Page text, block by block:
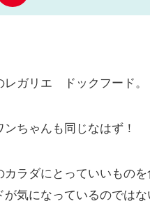
レガリエ ドックフード。
ちゃんも同じなはず！
ラダにとっていいものを
気になっているのではな